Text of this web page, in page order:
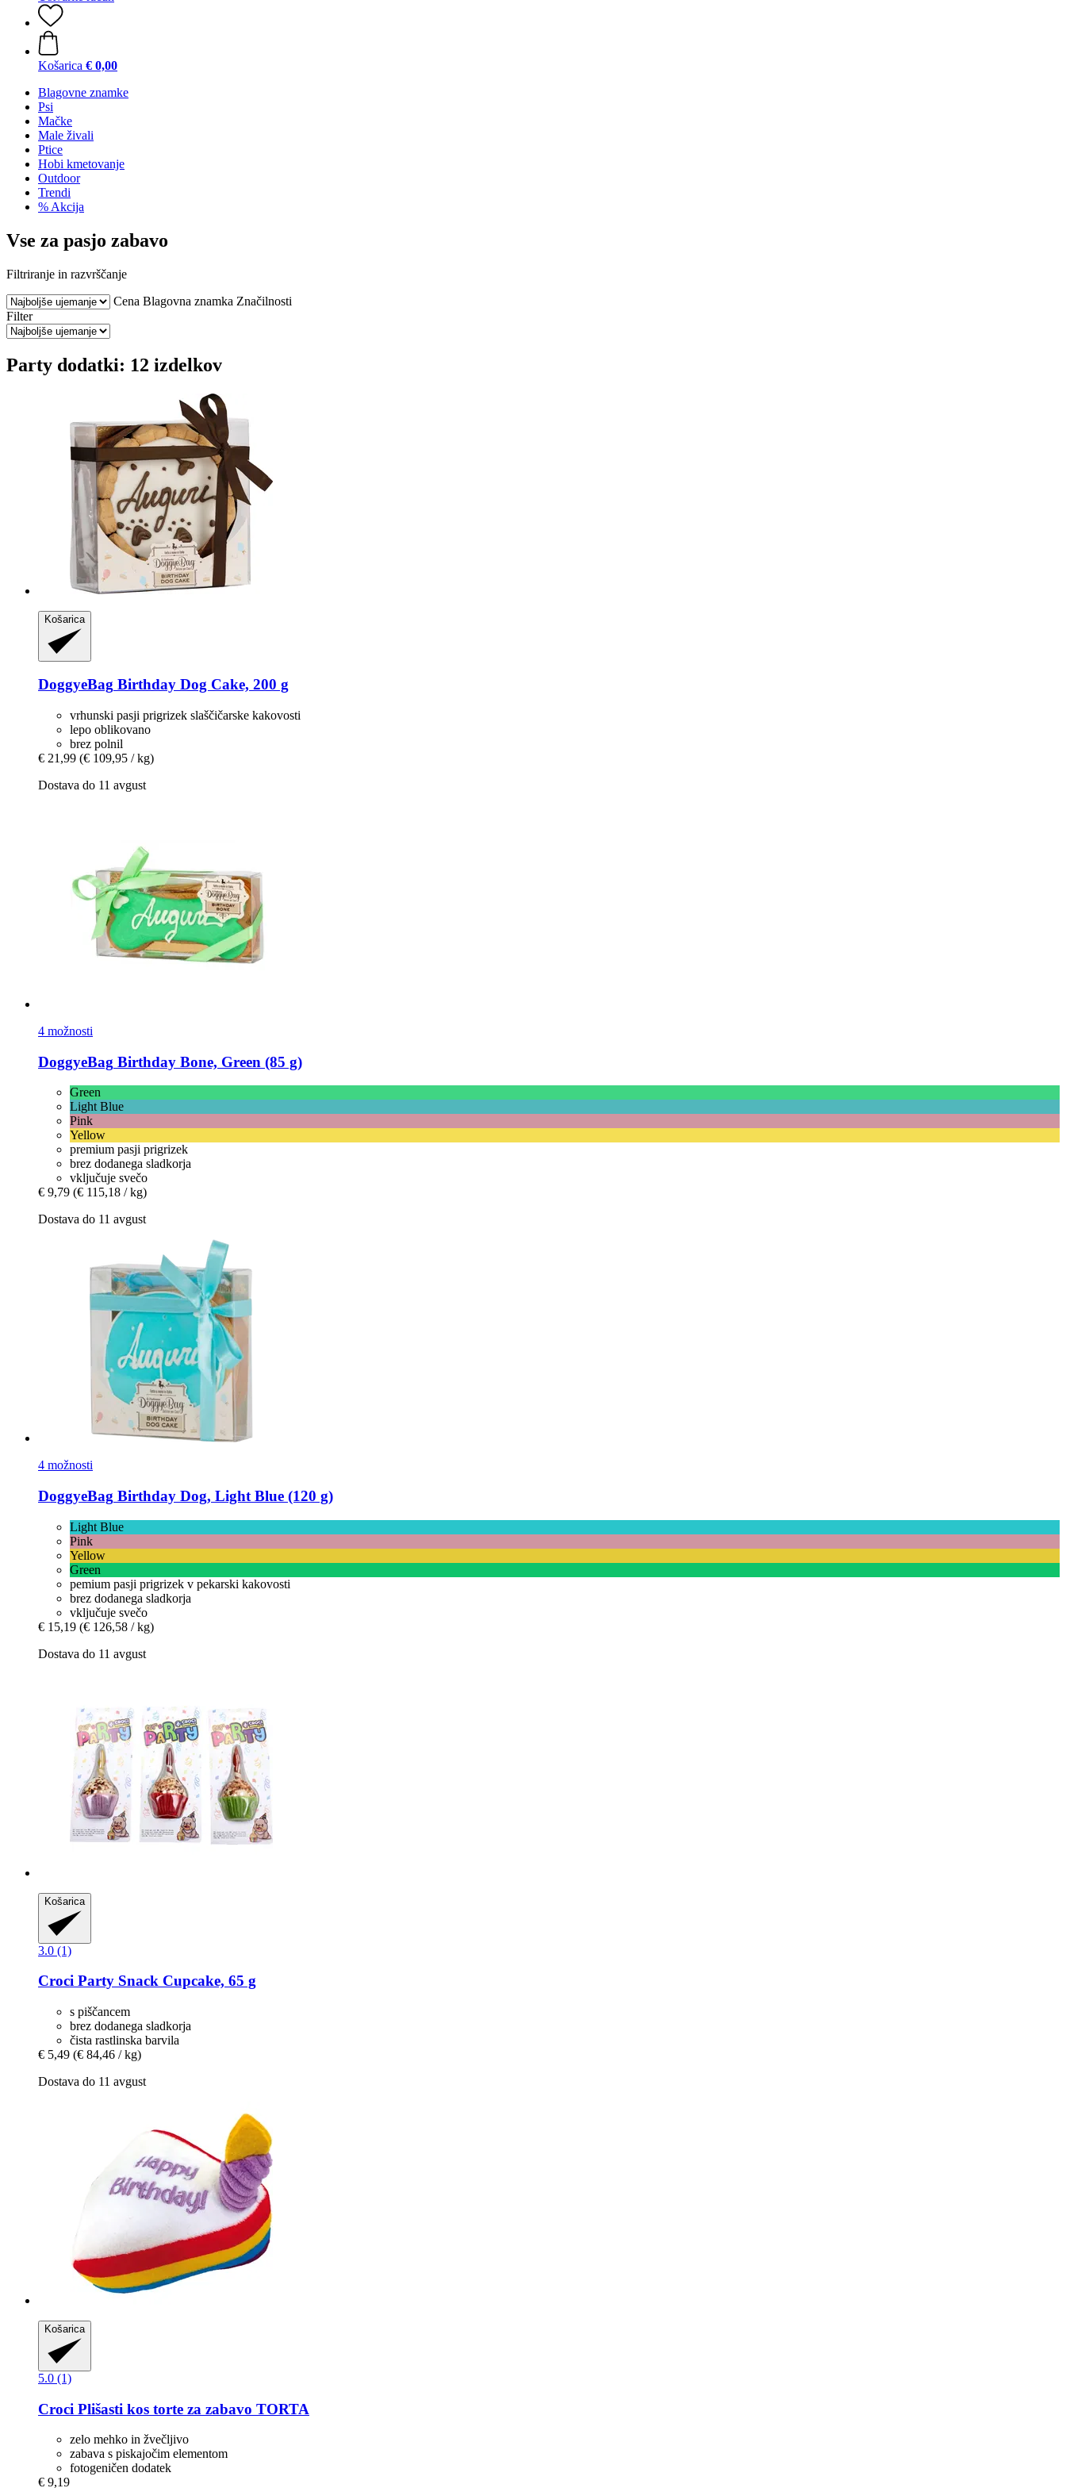
Košarica € 0,00
Blagovne znamke
Psi
Mačke
Male živali
Ptice
Hobi kmetovanje
Outdoor
Trendi
% Akcija
Vse za pasjo zabavo
Filtriranje in razvrščanje
Cena Blagovna znamka Značilnosti
Filter
Party dodatki: 12 izdelkov
Košarica
DoggyeBag Birthday Dog Cake, 200 g
vrhunski pasji prigrizek slaščičarske kakovosti
lepo oblikovano
brez polnil
€ 21,99 (€ 109,95 / kg)
Dostava do 11 avgust
4 možnosti
DoggyeBag Birthday Bone, Green (85 g)
Green
Light Blue
Pink
Yellow
premium pasji prigrizek
brez dodanega sladkorja
vključuje svečo
€ 9,79 (€ 115,18 / kg)
Dostava do 11 avgust
4 možnosti
DoggyeBag Birthday Dog, Light Blue (120 g)
Light Blue
Pink
Yellow
Green
pemium pasji prigrizek v pekarski kakovosti
brez dodanega sladkorja
vključuje svečo
€ 15,19 (€ 126,58 / kg)
Dostava do 11 avgust
Košarica
3.0 (1)
Croci Party Snack Cupcake, 65 g
s piščancem
brez dodanega sladkorja
čista rastlinska barvila
€ 5,49 (€ 84,46 / kg)
Dostava do 11 avgust
Košarica
5.0 (1)
Croci Plišasti kos torte za zabavo TORTA
zelo mehko in žvečljivo
zabava s piskajočim elementom
fotogeničen dodatek
€ 9,19